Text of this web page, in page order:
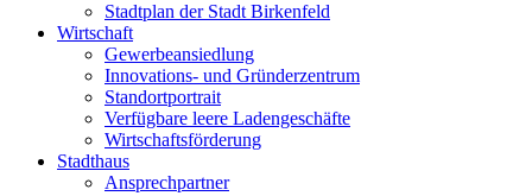
Stadtplan der Stadt Birkenfeld
Wirtschaft
Gewerbeansiedlung
Innovations- und Gründerzentrum
Standortportrait
Verfügbare leere Ladengeschäfte
Wirtschaftsförderung
Stadthaus
Ansprechpartner